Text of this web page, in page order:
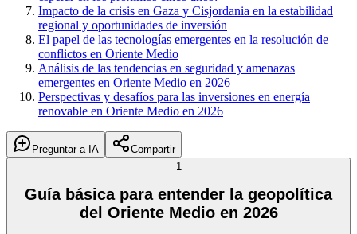
Impacto de la crisis en Gaza y Cisjordania en la estabilidad
regional y oportunidades de inversión
El papel de las tecnologías emergentes en la resolución de
conflictos en Oriente Medio
Análisis de las tendencias en seguridad y amenazas
emergentes en Oriente Medio en 2026
Perspectivas y desafíos para las inversiones en energía
renovable en Oriente Medio en 2026
Preguntar a IA
Compartir
1
Guía básica para entender la geopolítica
del Oriente Medio en 2026